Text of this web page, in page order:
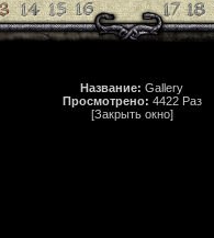
Название: Gallery
Просмотрено: 4422 Раз
[Закрыть окно]